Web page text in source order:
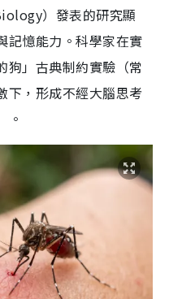
）發表的研究顯
記憶能力。科學家在實
狗」古典制約實驗（常
下，形成不經大腦思考
。